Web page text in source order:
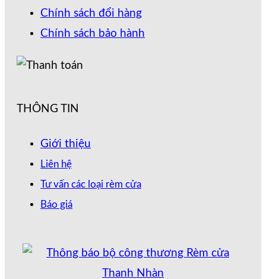
Chính sách đổi hàng
Chính sách bảo hành
THÔNG TIN
Giới thiệu
Liên hệ
Tư vấn các loại rèm cửa
Báo giá